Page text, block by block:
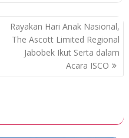
Rayakan Hari Anak Nasional,
The Ascott Limited Regional
Jabobek Ikut Serta dalam
Acara ISCO